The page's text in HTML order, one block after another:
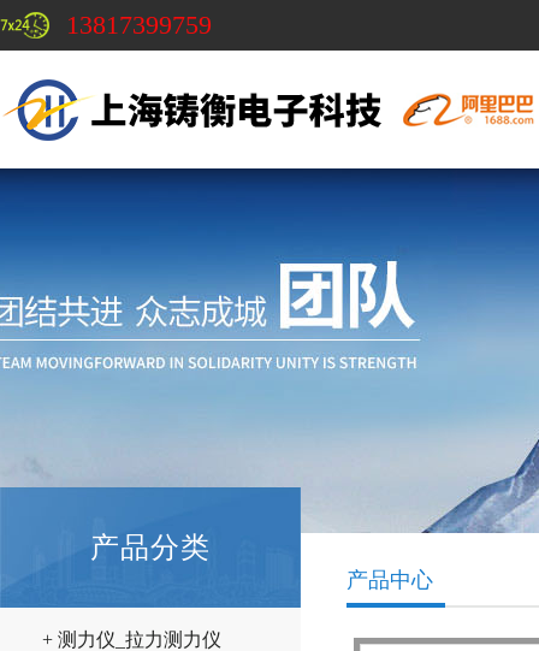
13817399759
产品分类
+ 测力仪_拉力测力仪
产品中心